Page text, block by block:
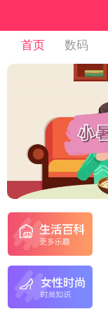
首页 数码